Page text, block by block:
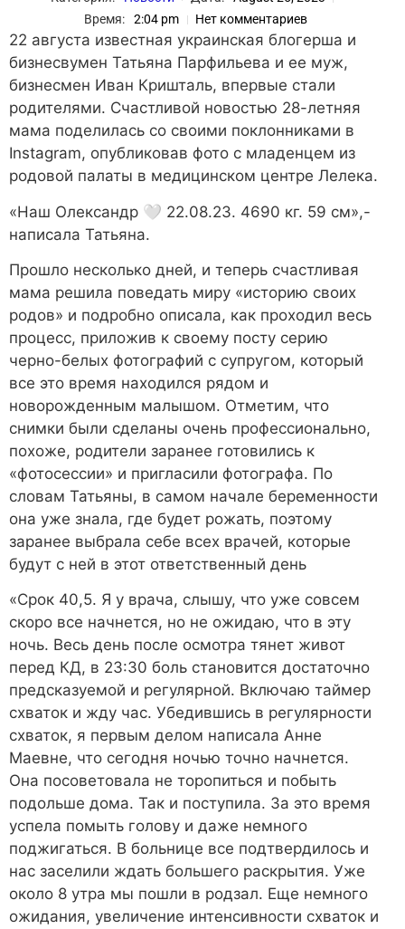
Время:
2:04 pm Нет комментариев
22 августа известная украинская блогерша и
бизнесвумен Татьяна Парфильева и ее муж,
бизнесмен Иван Кришталь, впервые стали
родителями. Счастливой новостью 28-летняя
мама поделилась со своими поклонниками в
Instagram, опубликовав фото с младенцем из
родовой палаты в медицинском центре Лелека.
«Наш Олександр 🤍 22.08.23. 4690 кг. 59 см»,-
написала Татьяна.
Прошло несколько дней, и теперь счастливая
мама решила поведать миру «историю своих
родов» и подробно описала, как проходил весь
процесс, приложив к своему посту серию
черно-белых фотографий с супругом, который
все это время находился рядом и
новорожденным малышом. Отметим, что
снимки были сделаны очень профессионально,
похоже, родители заранее готовились к
«фотосессии» и пригласили фотографа. По
словам Татьяны, в самом начале беременности
она уже знала, где будет рожать, поэтому
заранее выбрала себе всех врачей, которые
будут с ней в этот ответственный день
«Срок 40,5. Я у врача, слышу, что уже совсем
скоро все начнется, но не ожидаю, что в эту
ночь. Весь день после осмотра тянет живот
перед КД, в 23:30 боль становится достаточно
предсказуемой и регулярной. Включаю таймер
схваток и жду час. Убедившись в регулярности
схваток, я первым делом написала Анне
Маевне, что сегодня ночью точно начнется.
Она посоветовала не торопиться и побыть
подольше дома. Так и поступила. За это время
успела помыть голову и даже немного
поджигаться. В больнице все подтвердилось и
нас заселили ждать большего раскрытия. Уже
около 8 утра мы пошли в родзал. Еще немного
ожидания, увеличение интенсивности схваток и